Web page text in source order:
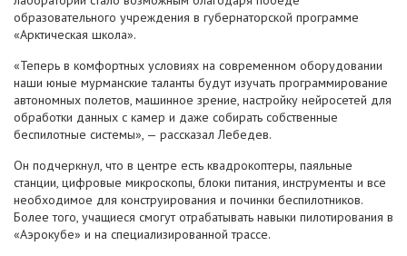
образовательного учреждения в губернаторской программе
«Арктическая школа».
«Теперь в комфортных условиях на современном оборудовании
наши юные мурманские таланты будут изучать программирование
автономных полетов, машинное зрение, настройку нейросетей для
обработки данных с камер и даже собирать собственные
беспилотные системы», — рассказал Лебедев.
Он подчеркнул, что в центре есть квадрокоптеры, паяльные
станции, цифровые микроскопы, блоки питания, инструменты и все
необходимое для конструирования и починки беспилотников.
Более того, учащиеся смогут отрабатывать навыки пилотирования в
«Аэрокубе» и на специализированной трассе.